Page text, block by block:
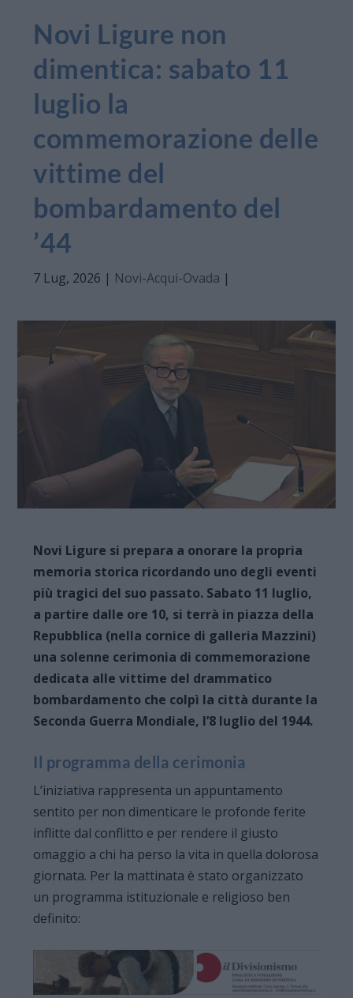
Novi Ligure non
dimentica: sabato 11
luglio la
commemorazione delle
vittime del
bombardamento del
’44
7 Lug, 2026 | Novi-Acqui-Ovada |
Novi Ligure si prepara a onorare la propria
memoria storica ricordando uno degli eventi
più tragici del suo passato. Sabato 11 luglio,
a partire dalle ore 10, si terrà in piazza della
Repubblica (nella cornice di galleria Mazzini)
una solenne cerimonia di commemorazione
dedicata alle vittime del drammatico
bombardamento che colpì la città durante la
Seconda Guerra Mondiale, l’8 luglio del 1944.
Il programma della cerimonia
L’iniziativa rappresenta un appuntamento
sentito per non dimenticare le profonde ferite
inflitte dal conflitto e per rendere il giusto
omaggio a chi ha perso la vita in quella dolorosa
giornata. Per la mattinata è stato organizzato
un programma istituzionale e religioso ben
definito: